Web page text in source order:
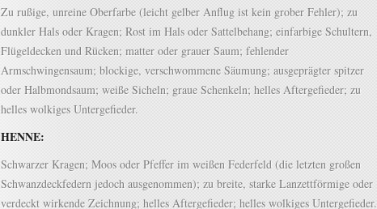
Zu rußige, unreine Oberfarbe (leicht gelber Anflug ist kein grober Fehler); zu
dunkler Hals oder Kragen; Rost im Hals oder Sattelbehang; einfarbige Schultern,
Flügeldecken und Rücken; matter oder grauer Saum; fehlender
Armschwingensaum; blockige, verschwommene Säumung; ausgeprägter spitzer
oder Halbmondsaum; weiße Sicheln; graue Schenkeln; helles Aftergefieder; zu
helles wolkiges Untergefieder.
HENNE:
Schwarzer Kragen; Moos oder Pfeffer im weißen Federfeld (die letzten großen
Schwanzdeckfedern jedoch ausgenommen); zu breite, starke Lanzettförmige oder
verdeckt wirkende Zeichnung; helles Aftergefieder; helles wolkiges Untergefieder.